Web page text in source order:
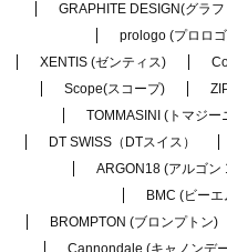
GRAPHITE DESIGN(グラ
prologo (プロロ
XENTIS (ゼンティス)
Scope(スコープ)
TOMMASINI (トマジー
DT SWISS（DTスイス）
ARGON18 (アルゴン
BMC (ビー
BROMPTON (ブロンプトン)